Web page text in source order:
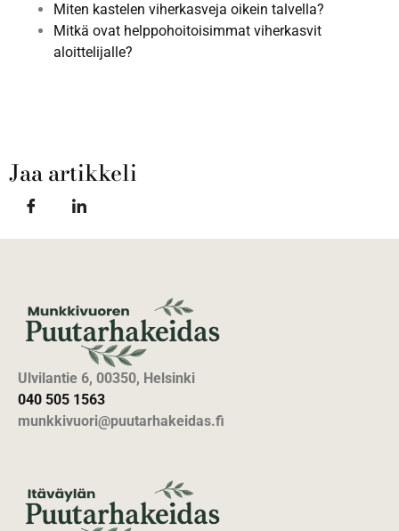
Miten kastelen viherkasveja oikein talvella?
Mitkä ovat helppohoitoisimmat viherkasvit
aloittelijalle?
Jaa artikkeli
Ulvilantie 6, 00350, Helsinki
040 505 1563
munkkivuori@puutarhakeidas.fi